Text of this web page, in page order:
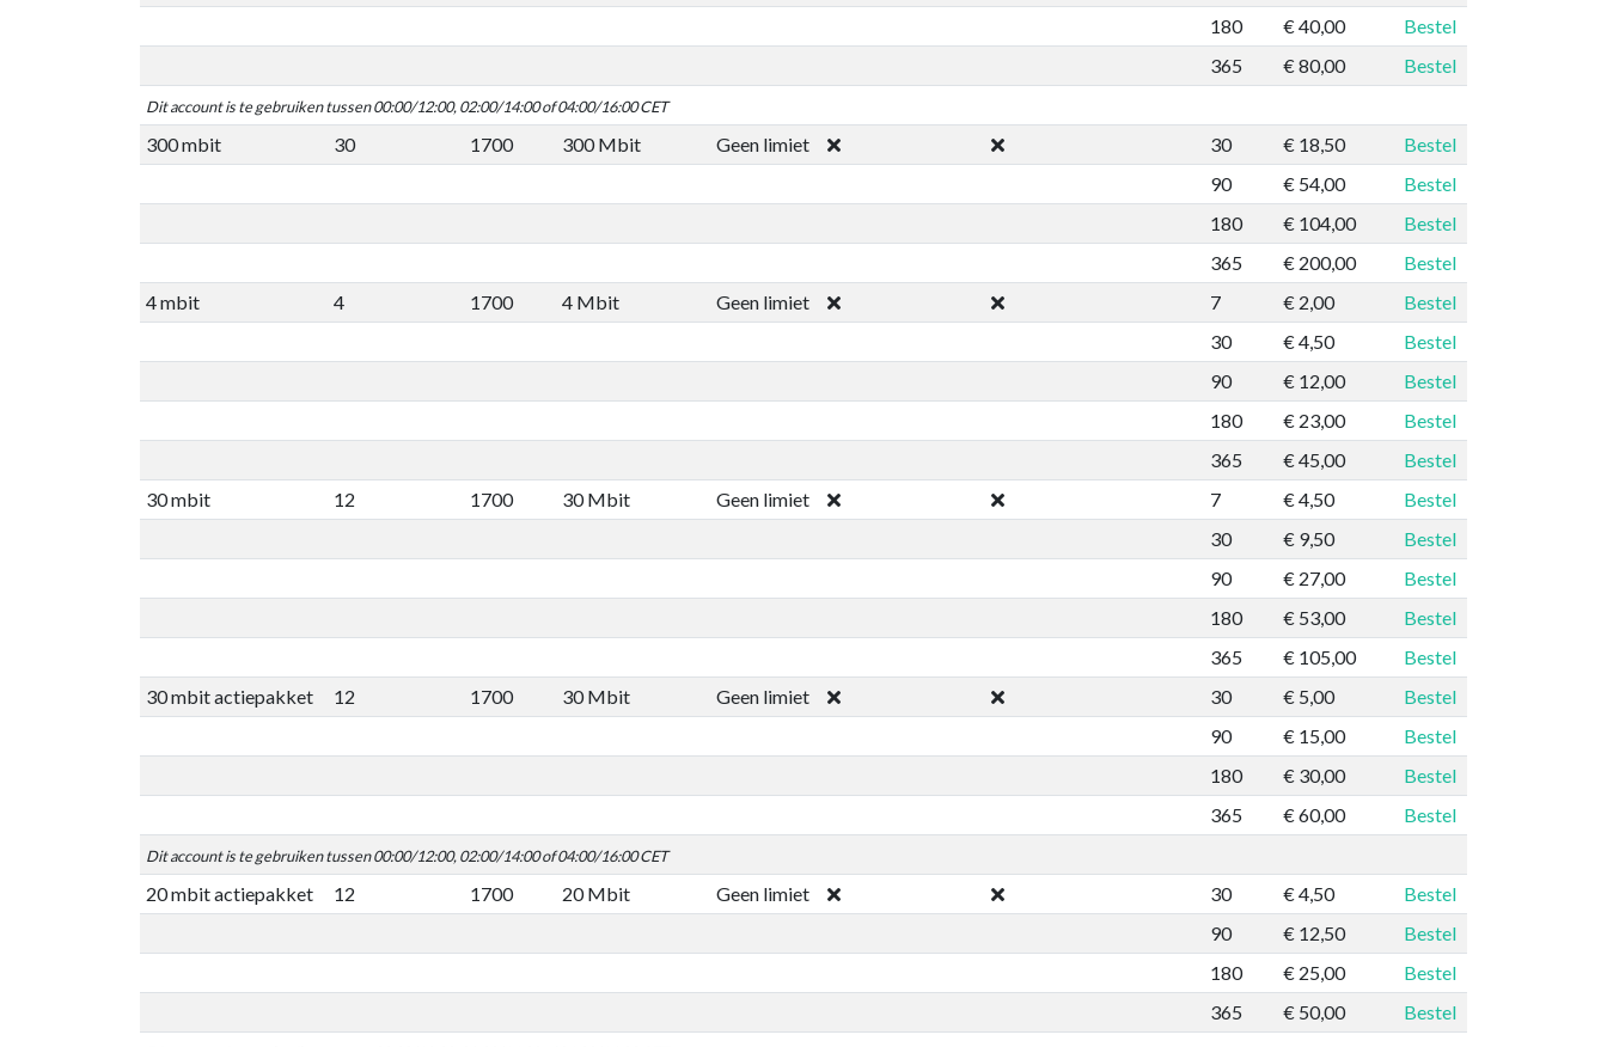
180
€ 40,00
Bestel
365
€ 80,00 Bestel
Dit account is te gebruiken tussen 00:00/12:00, 02:00/14:00 of 04:00/16:00 CET
300 mbit 30 1700 300 Mbit Geen limiet 30 € 18,50
Bestel
90
€ 54,00
Bestel
180
€ 104,00
Bestel
365
€ 200,00
Bestel
4 mbit
4 1700 4 Mbit Geen limiet 7 € 2,00
Bestel
30
€ 4,50
Bestel
90
€ 12,00
Bestel
180
€ 23,00
Bestel
365
€ 45,00
Bestel
30 mbit
12 1700 30 Mbit Geen limiet 7 € 4,50
Bestel
30
€ 9,50
Bestel
90
€ 27,00
Bestel
180
€ 53,00
Bestel
365
€ 105,00
Bestel
30 mbit actiepakket
12 1700 30 Mbit Geen limiet 30 € 5,00
Bestel
90
€ 15,00
Bestel
180
€ 30,00
Bestel
365
€ 60,00 Bestel
Dit account is te gebruiken tussen 00:00/12:00, 02:00/14:00 of 04:00/16:00 CET
20 mbit actiepakket 12 1700 20 Mbit Geen limiet 30 € 4,50
Bestel
90
€ 12,50
Bestel
180
€ 25,00
Bestel
365
€ 50,00 Bestel